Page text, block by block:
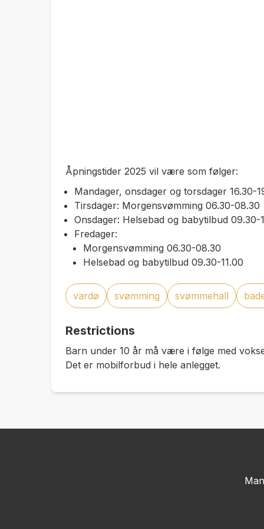
Åpningstider 2025 vil være som følger:
Mandager, onsdager og torsdager 16.30-
Tirsdager: Morgensvømming 06.30-08.30
Onsdager: Helsebad og babytilbud 09.30-
Fredager:
Morgensvømming 06.30-08.30
Helsebad og babytilbud 09.30-11.00
vardø svømming svømmehall
Restrictions
Barn under 10 år må være i følge med
Det er mobilforbud i hele anlegget.